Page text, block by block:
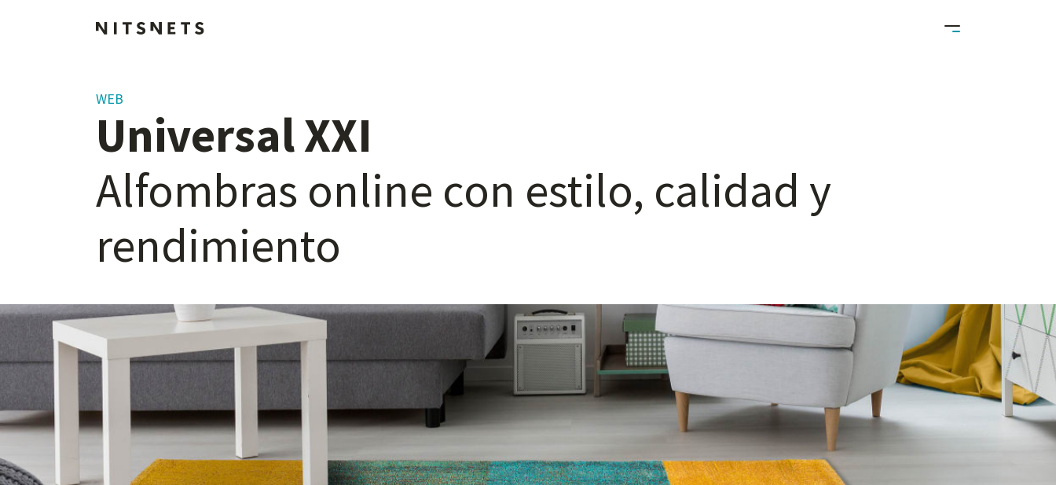
WEB
UniversalXXI
Alfombras online con estilo, calidad y
rendimiento